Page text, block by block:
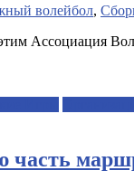
волейбол,
Ассоциация
часть